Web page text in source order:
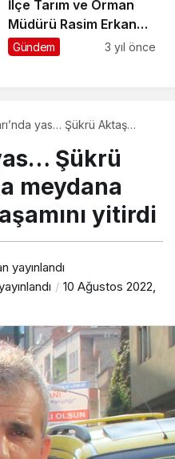
İlçe Tarım ve Orman
Müdürü Rasim Erkan
Şalpazarı’na veda etti
Gündem 3 yıl önce
yas… Şükrü Aktaş
yitirdi
Şükrü
meydana
yitirdi
yayınlandı
10 Ağustos 2022,